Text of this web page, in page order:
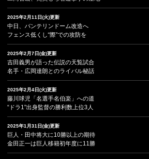
2025年2月11日(火)更新
中日、バンテリンドーム改造へ
フェンス低くし“際”での攻防を
2025年2月7日(金)更新
吉田義男が語った伝説の天覧試合
名手・広岡達朗とのライバル秘話
2025年2月4日(火)更新
藤川球児「名選手名伯楽」への道
“ドラ1”出身監督の勝利数上位3人
2025年1月31日(金)更新
巨人・田中将大に10勝以上の期待
金田正一は巨人移籍初年度に11勝